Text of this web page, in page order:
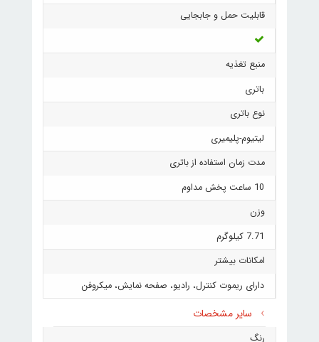
قابلیت حمل و جابجایی
منبع تغذیه
باتری
نوع باتری
لیتیوم-پلیمیری
مدت زمان استفاده از باتری
10 ساعت پخش مداوم
وزن
7.71 کیلوگرم
امکانات بیشتر
دارای ریموت کنترل، رادیو، صفحه نمایش، میکروفن
سایر مشخصات
رنگ